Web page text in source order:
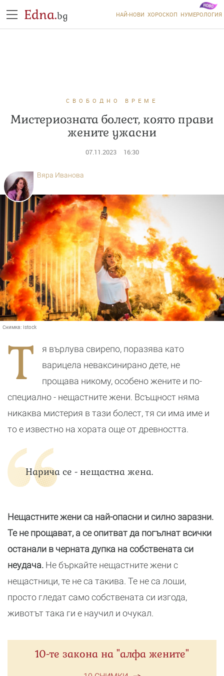
Edna.bg НАЙ-НОВИ ХОРОСКОП НУМЕРОЛОГИЯ
СВОБОДНО ВРЕМЕ
Мистериозната болест, която прави
жените ужасни
07.11.2023 16:30
Снимка: Istock
Вяра Иванова
Т
я върлува свирепо, поразява като
варицела неваксинирано дете, не
прощава никому, особено жените и по-
специално - нещастните жени. Всъщност няма
никаква мистерия в тази болест, тя си има име и
то е известно на хората още от древността.
Нарича се - нещастна жена.
Нещастните жени са най-опасни и силно заразни.
Те не прощават, а се опитват да погълнат всички
останали в черната дупка на собствената си
неудача. Не бъркайте нещастните жени с
нещастници, те не са такива. Те не са лоши,
просто гледат само собствената си изгода,
животът така ги е научил и очукал.
10-те закона на "алфа жените"